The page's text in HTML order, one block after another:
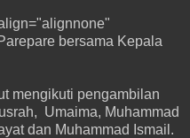
bersama Kepala
mengikuti pengambilan
Umaima, Muhammad
dan Muhammad Ismail.